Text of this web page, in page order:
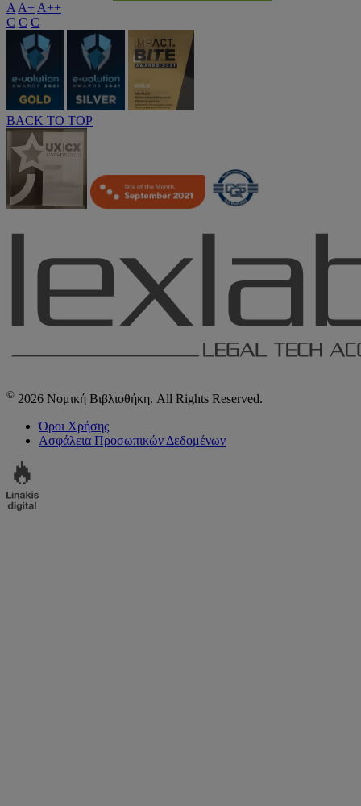
A A+ A++
C C C
BACK TO TOP
© 2026 Νομική Βιβλιοθήκη. All Rights Reserved.
Όροι Χρήσης
Ασφάλεια Προσωπικών Δεδομένων